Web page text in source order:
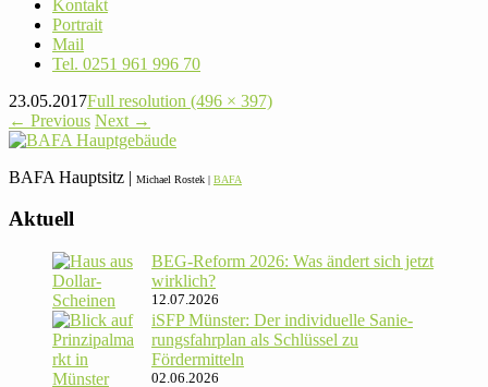
Kontakt
Por­trait
Mail
Tel. 0251 961 996 70
23.05.2017Full resolution (496 × 397)
← Previous Next →
BAFA Haupt­sitz | Michael Rostek | BAFA
Aktuell
BEG-Reform 2026: Was ändert sich jetzt
wirklich?
12.07.2026
iSFP Münster: Der indi­vi­du­elle Sanie­
rungs­fahr­plan als Schlüssel zu
Fördermitteln
02.06.2026